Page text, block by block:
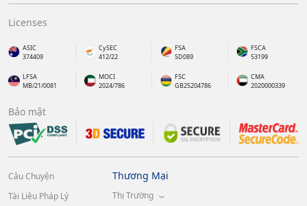
Licenses
ASIC
374409
CySEC
412/22
FSA
SD089
FSCA
53199
LFSA
MB/21/0081
MOCI
2024/786
FSC
GB25204786
CMA
2020000339
Bảo mật
Câu Chuyện
Tài Liệu Pháp Lý
Thương Mại
Thị Trường